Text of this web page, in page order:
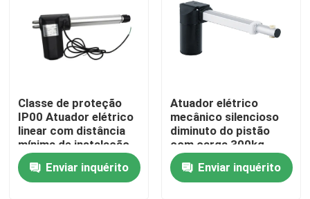
Sobre nós
Controle da qualidade
Contacte-nos
Classe de proteção
IP00 Atuador elétrico
linear com distância
mínima de instalação
de 200 mm
Enviar inquérito
Atuador elétrico
mecânico silencioso
diminuto do pistão
com carga 300kg
Enviar inquérito